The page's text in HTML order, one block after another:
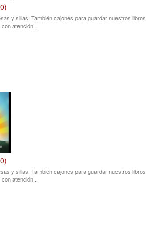
y sillas. También cajones para guardar nuestros libros
atención...
y sillas. También cajones para guardar nuestros libros
atención...